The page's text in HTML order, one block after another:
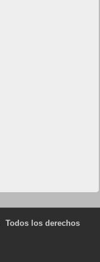
Todos los derechos